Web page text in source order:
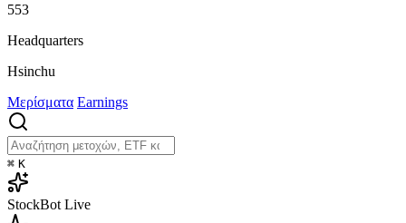
553
Headquarters
Hsinchu
Μερίσματα Earnings
⌘ K
StockBot Live